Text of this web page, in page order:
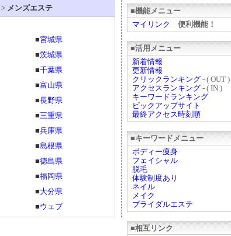
■機能メニュー
マイリンク
便利機能！
■活用メニュー
新着情報
更新情報
クリックランキング - ( OUT )
アクセスランキング - ( IN )
キーワードランキング
ピックアップサイト
最終アクセス時刻順
■キーワードメニュー
ボディー痩身
フェイシャル
脱毛
体験制度あり
ネイル
メイク
ブライダルエステ
■相互リンク
> メンズエステ
■宮城県
■茨城県
■千葉県
■富山県
■長野県
■三重県
■兵庫県
■島根県
■徳島県
■福岡県
■大分県
■ウェブ